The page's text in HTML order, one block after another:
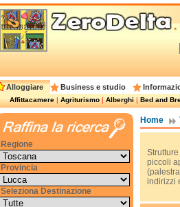
Alloggiare Business e studio
Affittacamere|Agriturismo|Alberghi|Bed and
Home
piccoli
indirizzi
Regione
Provincia
Seleziona Destinazione